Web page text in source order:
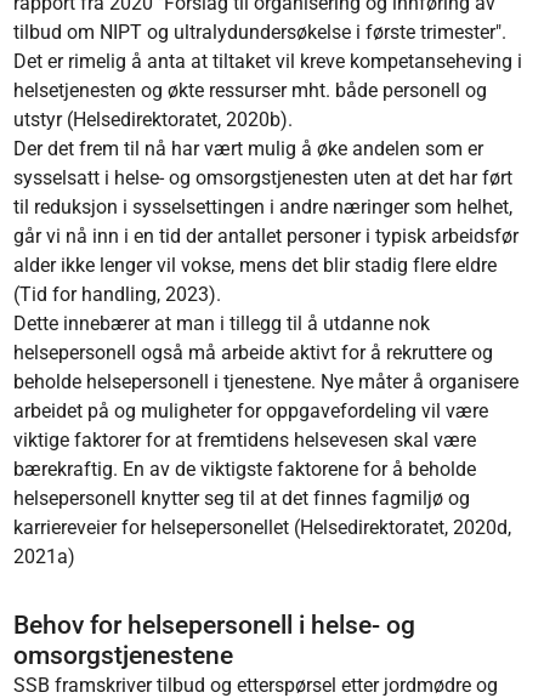
tilbud om NIPT og ultralydundersøkelse i første trimester".
Det er rimelig å anta at tiltaket vil kreve kompetanseheving i
helsetjenesten og økte ressurser mht. både personell og
utstyr (Helsedirektoratet, 2020b).
Der det frem til nå har vært mulig å øke andelen som er
sysselsatt i helse- og omsorgstjenesten uten at det har ført
til reduksjon i sysselsettingen i andre næringer som helhet,
går vi nå inn i en tid der antallet personer i typisk arbeidsfør
alder ikke lenger vil vokse, mens det blir stadig flere eldre
(Tid for handling, 2023).
Dette innebærer at man i tillegg til å utdanne nok
helsepersonell også må arbeide aktivt for å rekruttere og
beholde helsepersonell i tjenestene. Nye måter å organisere
arbeidet på og muligheter for oppgavefordeling vil være
viktige faktorer for at fremtidens helsevesen skal være
bærekraftig. En av de viktigste faktorene for å beholde
helsepersonell knytter seg til at det finnes fagmiljø og
karriereveier for helsepersonellet (Helsedirektoratet, 2020d,
2021a)
Behov for helsepersonell i helse- og
omsorgstjenestene
SSB framskriver tilbud og etterspørsel etter jordmødre og